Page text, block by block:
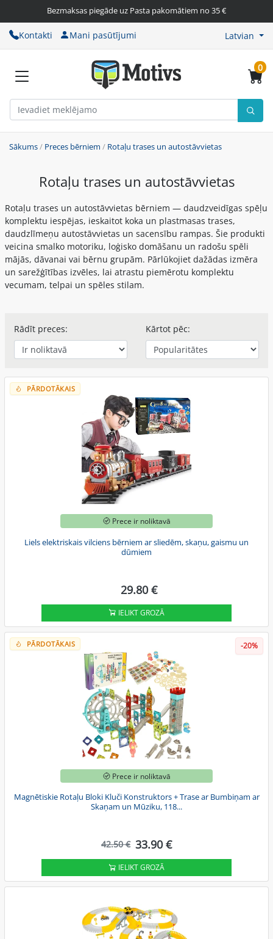
Bezmaksas piegāde uz Pasta pakomātiem no 35 €
Kontakti Mani pasūtījumi Latvian
0
Sākums/ Preces bērniem / Rotaļu trases un autostāvvietas
Rotaļu trases un autostāvvietas
Rotaļu trases un autostāvvietas bērniem — daudzveidīgas spēļu
komplektu iespējas, ieskaitot koka un plastmasas trases,
daudzlīmeņu autostāvvietas un sacensību rampas. Šie produkti
veicina smalko motoriku, loģisko domāšanu un radošu spēli
mājās, dāvanai vai bērnu grupām. Pārlūkojiet dažādas izmēra
un sarežģītības izvēles, lai atrastu piemērotu komplektu
vecumam, telpai un spēles stilam.
Rādīt preces: Kārtot pēc:
PĀRDOTĀKAIS
Prece ir noliktavā
Liels elektriskais vilciens bērniem ar sliedēm, skaņu, gaismu un
dūmiem
29.80 €
IELIKT GROZĀ
PĀRDOTĀKAIS -20%
Prece ir noliktavā
Magnētiskie Rotaļu Bloki Kluči Konstruktors + Trase ar Bumbiņam ar
Skaņam un Mūziku, 118...
42.50 € 33.90 €
IELIKT GROZĀ